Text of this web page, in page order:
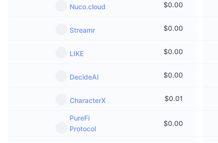
Nuco.cloud $0.00
Streamr $0.00
LIKE $0.00
DecideAI $0.00
CharacterX $0.01
PureFi
Protocol
$0.00